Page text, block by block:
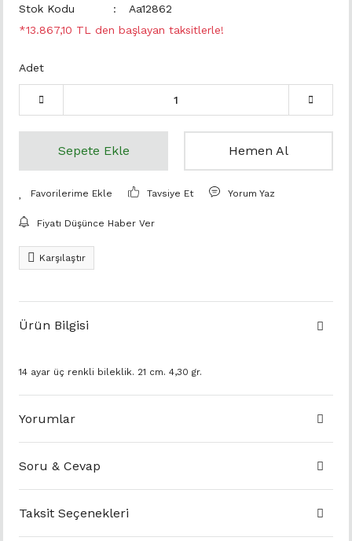
Stok Kodu
Aa12862
*13.867,10 TL den başlayan taksitlerle!
Adet
Sepete Ekle Hemen Al
Tavsiye Et Yorum Yaz
Fiyatı Düşünce Haber Ver
Karşılaştır
Ürün Bilgisi
14 ayar üç renkli bileklik. 21 cm. 4,30 gr.
Yorumlar
Soru & Cevap
Taksit Seçenekleri